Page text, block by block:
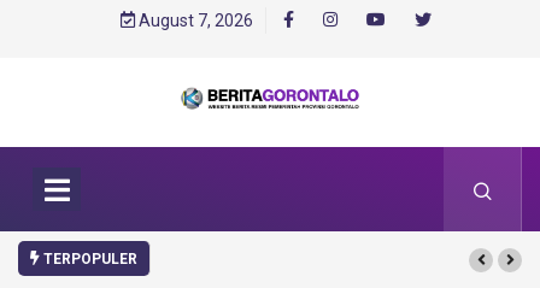
August 7, 2026
TERPOPULER